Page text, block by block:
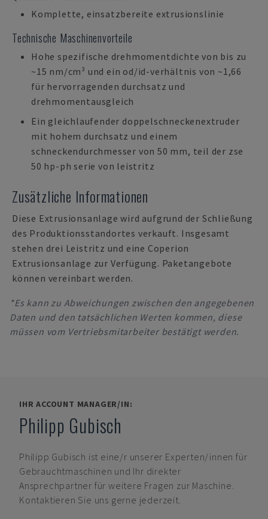
Komplette, einsatzbereite extrusionslinie
Technische Maschinenvorteile
Hohe spezifische drehmomentdichte von bis zu
~15 nm/cm³ und ein od/id-verhältnis von ~1,66
für hervorragenden durchsatz und
drehmomentausgleich
Ein gleichlaufender doppelschneckenextruder
mit hohem durchsatz und einem
schneckendurchmesser von 50 mm, teil der zse
50 hp-ph serie von leistritz
Zusätzliche Informationen
Diese Extrusionsanlage wird aufgrund der Schließung
des Produktionsstandortes verkauft. Insgesamt
stehen drei Leistritz und eine Coperion
Extrusionsanlage zur Verfügung. Paketangebote
können vereinbart werden.
*Es kann zu Abweichungen zwischen den angegebenen
Daten und den tatsächlichen Werten kommen, diese
müssen vom Vertriebsmitarbeiter bestätigt werden.
IHR ACCOUNT MANAGER/IN:
Philipp Gubisch
Philipp Gubisch ist eine/r unserer Experten/innen für
Gebrauchtmaschinen und Ihr direkter
Ansprechpartner für weitere Fragen zur Maschine.
Kontaktieren Sie uns gerne jederzeit.